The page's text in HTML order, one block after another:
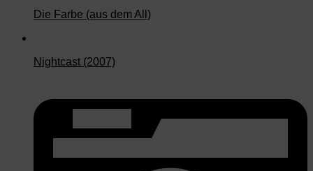
Die Farbe (aus dem All)
Nightcast (2007)